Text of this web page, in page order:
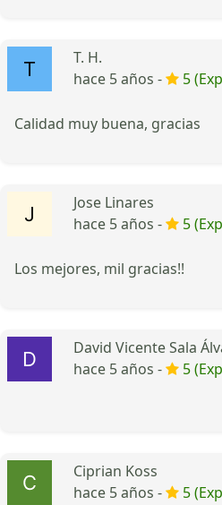
T. H.
hace 5 años -
5
Calidad muy buena, gracias
Jose Linares
hace 5 años -
5
Los mejores, mil gracias!!
David Vicente Sala
hace 5 años -
5
Ciprian Koss
hace 5 años -
5